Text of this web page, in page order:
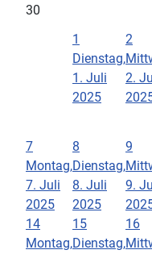
30
1
Dienstag,
1. Juli
2025
2
2.
7
Montag,
7. Juli
2025
8
Dienstag,
8. Juli
2025
9
9.
14
Montag,
15
Dienstag,
16